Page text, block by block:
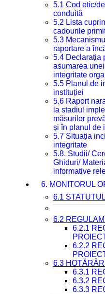
5.1 Cod etic/
conduită
5.2 Lista
cadourile
5.3
raportare a
5.4 Declarația
asumarea
integritate
5.5 Planul de
instituției
5.6 Raport
la stadiul
măsurilor
și în planul de
5.7 Situația
integritate
5.8. Studii/
Ghiduri/
informative
6. MONITORUL
6.1
6.2
6.2.1
6.2.2
6.3
6.3.1
6.3.2
6.3.3